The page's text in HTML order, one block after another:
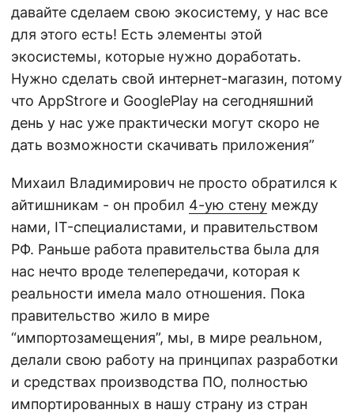
давайте сделаем свою экосистему, у нас все
для этого есть! Есть элементы этой
экосистемы, которые нужно доработать.
Нужно сделать свой интернет-магазин, потому
что AppStrore и GooglePlay на сегодняшний
день у нас уже практически могут скоро не
дать возможности скачивать приложения”
Михаил Владимирович не просто обратился к
айтишникам - он пробил 4-ую стену между
нами, IT-специалистами, и правительством
РФ. Раньше работа правительства была для
нас нечто вроде телепередачи, которая к
реальности имела мало отношения. Пока
правительство жило в мире
“импортозамещения”, мы, в мире реальном,
делали свою работу на принципах разработки
и средствах производства ПО, полностью
импортированных в нашу страну из стран